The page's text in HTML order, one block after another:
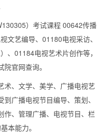
）考试课程 00642传播
文艺编导、01180电视采访、
、01184电视艺术片创作等，
官网查询。
术、文学、美学、广播电视艺
广播电视节目编导、策划、
作、管理广播、电视节目、栏
本能力。